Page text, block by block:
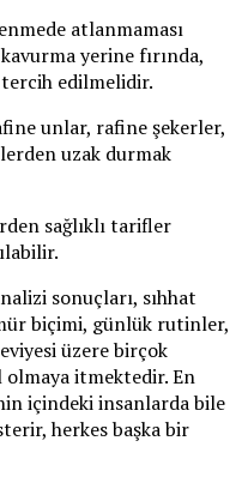
atlanmaması
yerine fırında,
edilmelidir.
unlar, rafine şekerler,
uzak durmak
sağlıklı tarifler
sonuçları, sıhhat
biçimi, günlük rutinler,
üzere birçok
olmaya itmektedir. En
içindeki insanlarda bile
herkes başka bir